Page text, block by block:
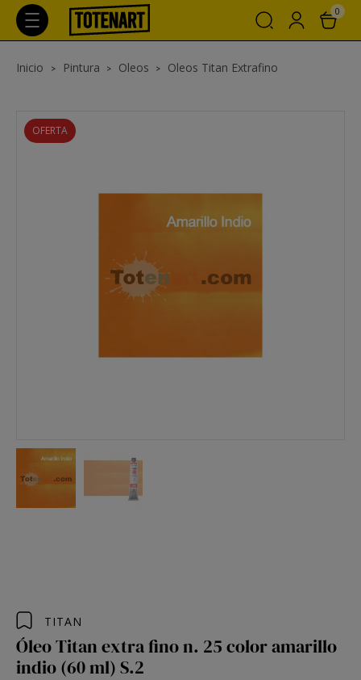
0
Inicio Pintura Oleos Oleos Titan Extrafino
OFERTA
TITAN
Óleo Titan extra fino n. 25 color amarillo
indio (60 ml) S.2